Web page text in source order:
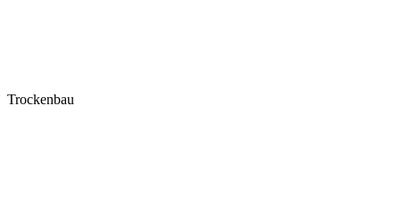
Trockenbau